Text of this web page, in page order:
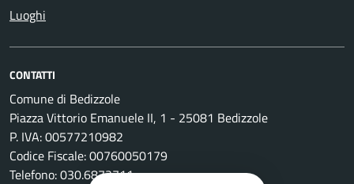
Luoghi
CONTATTI
Comune di Bedizzole
Piazza Vittorio Emanuele II, 1 - 25081 Bedizzole
P. IVA: 00577210982
Codice Fiscale: 00760050179
Telefono: 030.6872711